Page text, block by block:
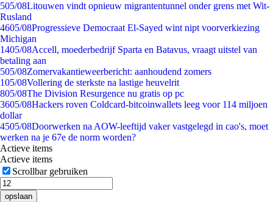
505/08Litouwen vindt opnieuw migrantentunnel onder grens met Wit-
Rusland
4605/08Progressieve Democraat El-Sayed wint nipt voorverkiezing
Michigan
1405/08Accell, moederbedrijf Sparta en Batavus, vraagt uitstel van
betaling aan
505/08Zomervakantieweerbericht: aanhoudend zomers
105/08Vollering de sterkste na lastige heuvelrit
805/08The Division Resurgence nu gratis op pc
3605/08Hackers roven Coldcard-bitcoinwallets leeg voor 114 miljoen
dollar
4505/08Doorwerken na AOW-leeftijd vaker vastgelegd in cao's, moet
werken na je 67e de norm worden?
Actieve items
Actieve items
Scrollbar gebruiken
opslaan